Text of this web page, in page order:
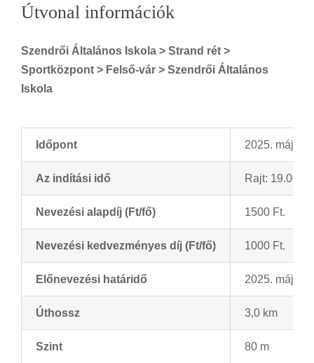
Útvonal információk
Szendrői Általános Iskola > Strand rét >
Sportközpont > Felső-vár > Szendrői Általános
Iskola
Időpont 2025. május
Az indítási idő Rajt: 19.00
Nevezési alapdíj (Ft/fő) 1500 Ft.
Nevezési kedvezményes díj (Ft/fő) 1000 Ft.
Előnevezési határidő 2025. május
Úthossz 3,0 km
Szint 80 m